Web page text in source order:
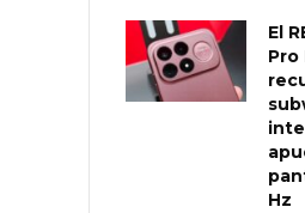
El
Pro
Hz